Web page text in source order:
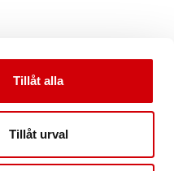
Tillåt alla
Tillåt urval